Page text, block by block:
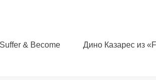
& Become
Дино Казарес из